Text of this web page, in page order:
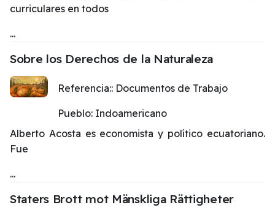
curriculares en todos
...
Sobre los Derechos de la Naturaleza
Referencia:: Documentos de Trabajo
Pueblo: Indoamericano
Alberto Acosta es economista y político ecuatoriano.
Fue
...
Staters Brott mot Mänskliga Rättigheter